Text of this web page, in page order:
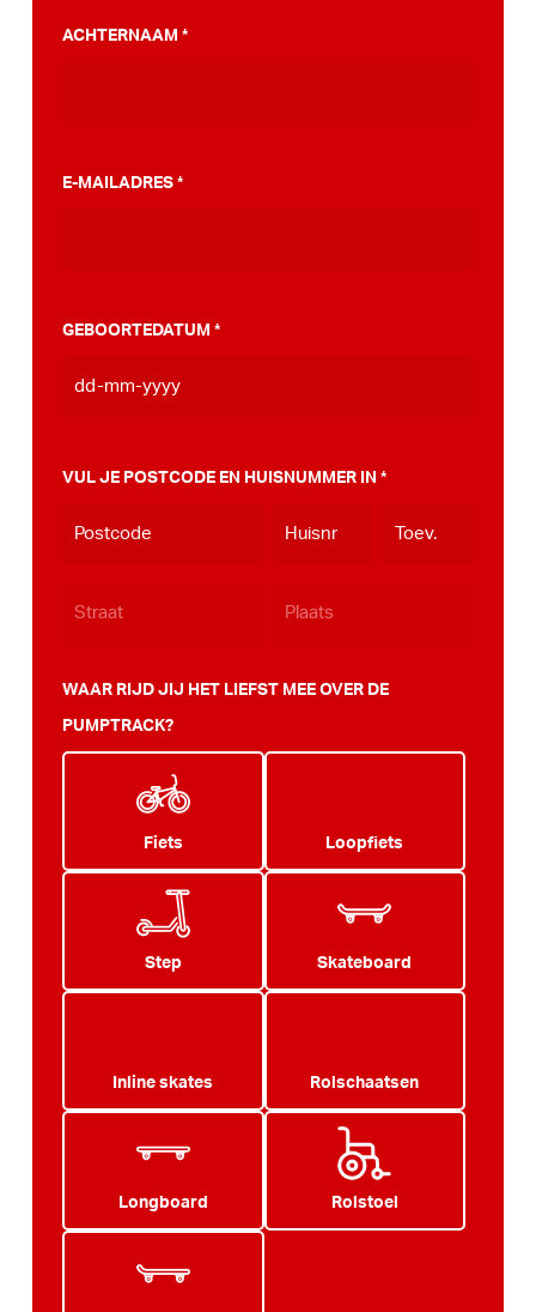
ACHTERNAAM *
E-MAILADRES *
GEBOORTEDATUM *
MM
JJJJ
VUL JE POSTCODE EN HUISNUMMER IN *
WAAR RIJD JIJ HET LIEFST MEE OVER DE
PUMPTRACK?
Fiets Loopfiets
Step Skateboard
Inline skates Rolschaatsen
Longboard Rolstoel